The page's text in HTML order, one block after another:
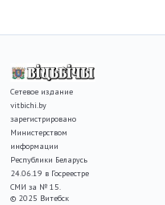
Сетевое издание
vitbichi.by
зарегистрировано
Министерством
информации
Республики Беларусь
24.06.19 в Госреестре
СМИ за № 15.
© 2025 Витебск